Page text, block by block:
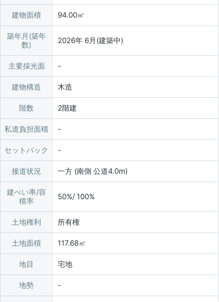
建物面積 94.00㎡
築年月(築年
数)
2026年 6月(建築中)
主要採光面
建物構造 木造
階数 2階建
私道負担面積
セットバック
接道状況 一方 (南側 公道4.0m)
建ぺい率/容
積率
50%/ 100%
土地権利 所有権
土地面積 117.68㎡
地目 宅地
地勢